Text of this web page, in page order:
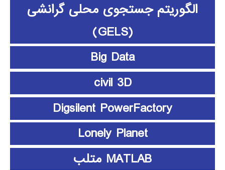
الگوریتم جستجوی محلی گرانشی
(GELS)
Big Data
civil 3D
Digsilent PowerFactory
Lonely Planet
MATLAB متلب